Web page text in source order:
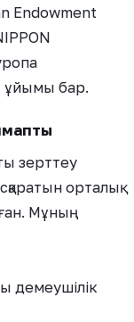
Endowment
ұйымы бар.
зерттеу
орталық
Мұның
демеушілік